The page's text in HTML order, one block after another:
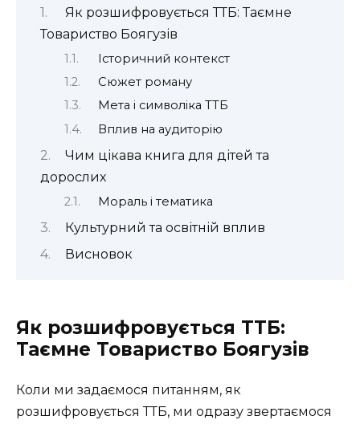
Як розшифровується ТТБ: Таємне
Товариство Боягузів
Історичний контекст
Сюжет роману
Мета і символіка ТТБ
Вплив на аудиторію
Чим цікава книга для дітей та
дорослих
Мораль і тематика
Культурний та освітній вплив
Висновок
Як розшифровується ТТБ:
Таємне Товариство Боягузів
Коли ми задаємося питанням, як
розшифровується ТТБ, ми одразу звертаємося